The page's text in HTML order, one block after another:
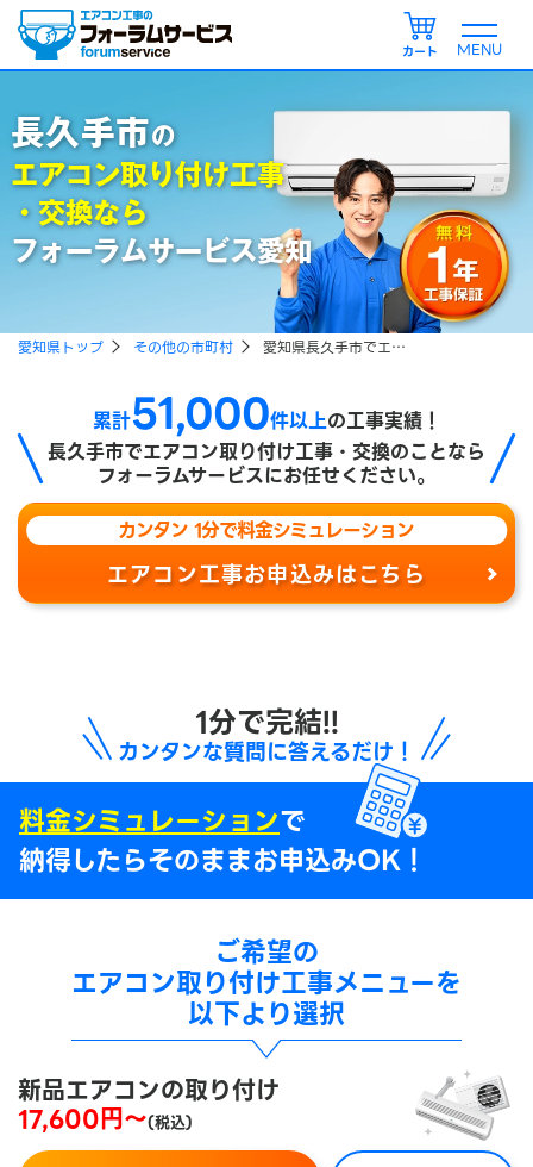
カート
長久手市の
エアコン取り付け工事
・交換なら
フォーラムサービス愛知
愛知県トップ その他の市町村 愛知県長久手市でエアコン取り付け、エアコン引越し工事をご検討の方
累計51,000件以上の工事実績！
長久手市でエアコン取り付け工事・交換のことなら
フォーラムサービスにお任せください。
カンタン 1分で料金シミュレーション
エアコン工事お申込みはこちら
1分で完結!!
カンタンな質問に答えるだけ！
料金シミュレーションで
納得したらそのままお申込みOK！
ご希望の
エアコン取り付け工事メニューを
以下より選択
新品エアコンの取り付け
17,600円～(税込)